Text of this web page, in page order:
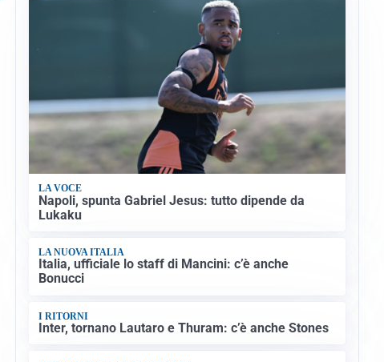
LA VOCE
Napoli, spunta Gabriel Jesus: tutto dipende da
Lukaku
LA NUOVA ITALIA
Italia, ufficiale lo staff di Mancini: c’è anche
Bonucci
I RITORNI
Inter, tornano Lautaro e Thuram: c’è anche Stones